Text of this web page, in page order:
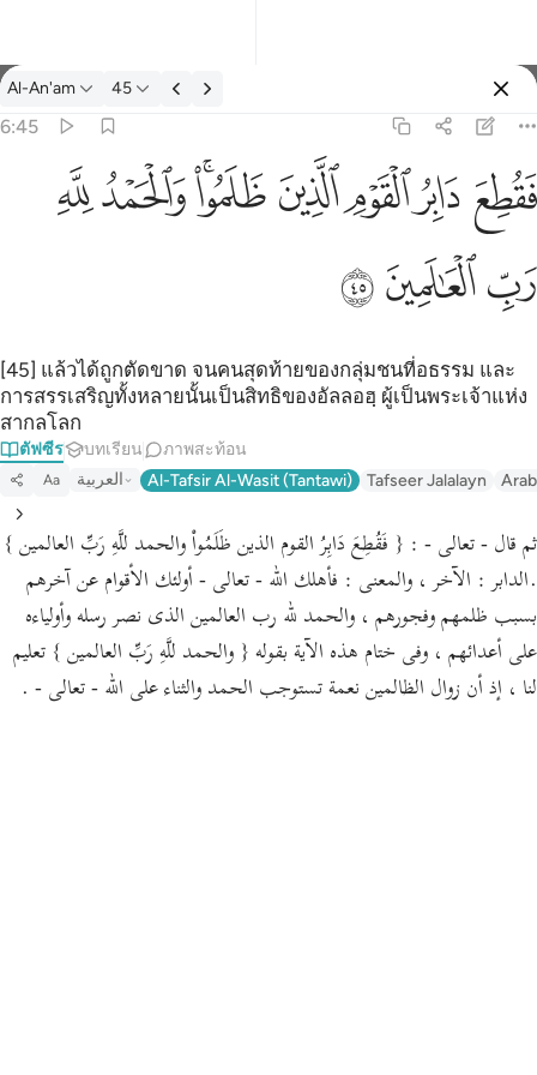
ตัฟซีร: Al-An'am 6:45
Al-An'am 45
6:45
فقطع دابر القوم الذين ظلموا والحمد لله رب العالمين ٤٥
ٱلْقَوْمِ ٱلَّذِينَ ظَلَمُوا۟ ۚ وَٱلْحَمْدُ لِلَّهِ رَبِّ ٱلْعَـٰلَمِينَ ٤٥ﱁ ﱂﱃﱄﱅﱆﱇﱈ
ﱉﱊﱋ
[45] แล้วได้ถูกตัดขาด จนคนสุดท้ายของกลุ่มชนที่อธรรม และ
การสรรเสริญทั้งหลายนั้นเป็นสิทธิของอัลลอฮฺ ผู้เป็นพระเจ้าแห่ง
สากลโลก
ตัฟซีร บทเรียน ภาพสะท้อน
Aa العربية Al-Tafsir Al-Wasit (Tantawi) Tafseer Jalalayn
ثم قال - تعالى - : { فَقُطِعَ دَابِرُ القوم الذين ظَلَمُواْ والحمد للَّهِ رَبِّ العالمين }
.الدابر : الآخر ، والمعنى : فأهلك الله - تعالى - أولئك الأقوام عن آخرهم
بسبب ظلمهم وفجورهم ، والحمد لله رب العالمين الذى نصر رسله وأولياءه
على أعدائهم ، وفى ختام هذه الآية بقوله { والحمد للَّهِ رَبِّ العالمين } تعليم
لنا ، إذ أن زوال الظالمين نعمة تستوجب الحمد والثناء على الله - تعالى - .